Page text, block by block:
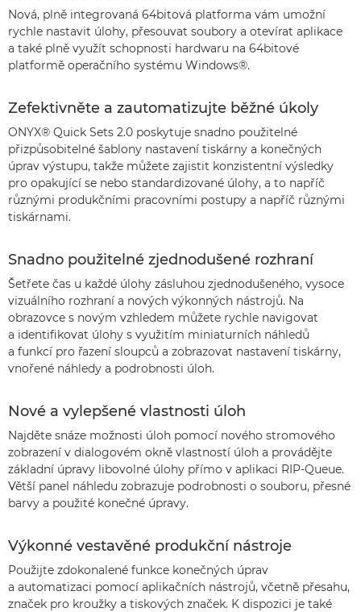
Nová, plně integrovaná 64bitová platforma vám umožní
rychle nastavit úlohy, přesouvat soubory a otevírat aplikace
a také plně využít schopnosti hardwaru na 64bitové
platformě operačního systému Windows®.
Zefektivněte a zautomatizujte běžné úkoly
ONYX® Quick Sets 2.0 poskytuje snadno použitelné
přizpůsobitelné šablony nastavení tiskárny a konečných
úprav výstupu, takže můžete zajistit konzistentní výsledky
pro opakující se nebo standardizované úlohy, a to napříč
různými produkčními pracovními postupy a napříč různými
tiskárnami.
Snadno použitelné zjednodušené rozhraní
Šetřete čas u každé úlohy zásluhou zjednodušeného, vysoce
vizuálního rozhraní a nových výkonných nástrojů. Na
obrazovce s novým vzhledem můžete rychle navigovat
a identifikovat úlohy s využitím miniaturních náhledů
a funkcí pro řazení sloupců a zobrazovat nastavení tiskárny,
vnořené náhledy a podrobnosti úloh.
Nové a vylepšené vlastnosti úloh
Najděte snáze možnosti úloh pomocí nového stromového
zobrazení v dialogovém okně vlastností úloh a provádějte
základní úpravy libovolné úlohy přímo v aplikaci RIP-Queue.
Větší panel náhledu zobrazuje podrobnosti o souboru, přesné
barvy a použité konečné úpravy.
Výkonné vestavěné produkční nástroje
Použijte zdokonalené funkce konečných úprav
a automatizaci pomocí aplikačních nástrojů, včetně přesahu,
značek pro kroužky a tiskových značek. K dispozici je také